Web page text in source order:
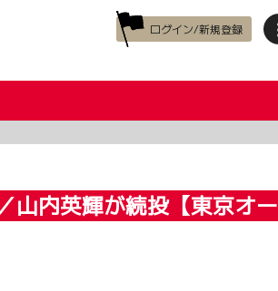
ログイン/新規登録
山内英輝が続投【東京オー